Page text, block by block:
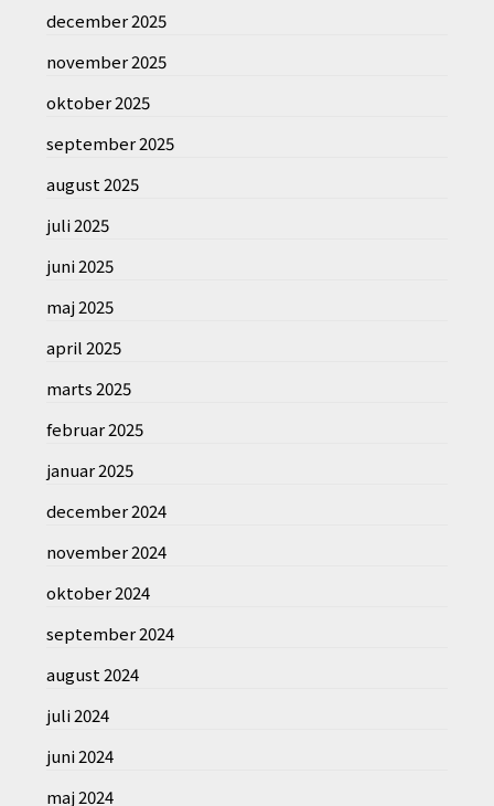
december 2025
november 2025
oktober 2025
september 2025
august 2025
juli 2025
juni 2025
maj 2025
april 2025
marts 2025
februar 2025
januar 2025
december 2024
november 2024
oktober 2024
september 2024
august 2024
juli 2024
juni 2024
maj 2024